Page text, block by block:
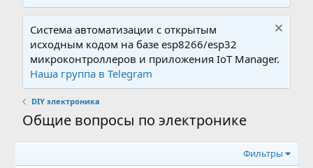
Система автоматизации с открытым
исходным кодом на базе esp8266/esp32
микроконтроллеров и приложения IoT Manager.
Наша группа в Telegram
DIY электроника
Общие вопросы по электронике
Фильтры